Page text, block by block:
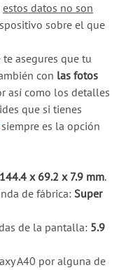
estos datos no son
sobre el que
asegures que tu
con las fotos
así como los detalles
que si tienes
siempre es la opción
144.4 x 69.2 x 7.9 mm.
de fábrica: Super
de la pantalla: 5.9
A40 por alguna de